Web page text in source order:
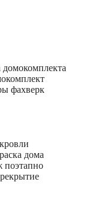
фахверк
дома